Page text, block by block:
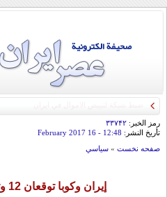
رمز الخبر: ۳۳۷۴۲
تأريخ النشر: 12:48
- 16 February 2017
صفحه نخست » سياسي
إيران وكوبا توقعان 12 وثيقة تعاون مشترك